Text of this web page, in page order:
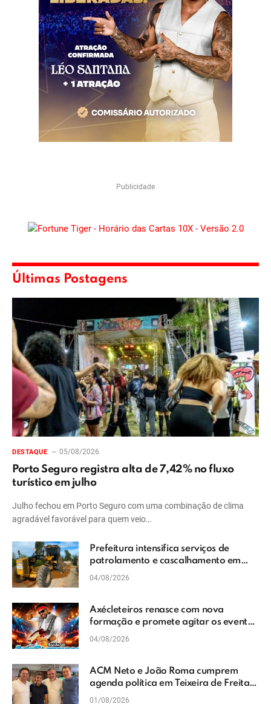
Publicidade
Últimas Postagens
DESTAQUE 05/08/2026
Porto Seguro registra alta de 7,42% no fluxo
turístico em julho
Julho fechou em Porto Seguro com uma combinação de clima
agradável favorável para quem veio…
Prefeitura intensifica serviços de
patrolamento e cascalhamento em
Vera Cruz
04/08/2026
Axécleteiros renasce com nova
formação e promete agitar os eventos
do Extremo Sul da Bahia
04/08/2026
ACM Neto e João Roma cumprem
agenda política em Teixeira de Freitas
e reforçam projeto para o Extremo Sul
01/08/2026